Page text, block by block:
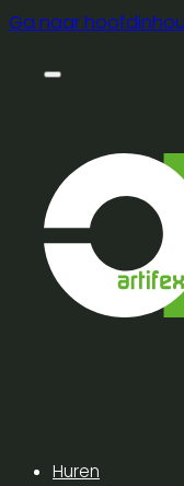
Ga naar
Huren